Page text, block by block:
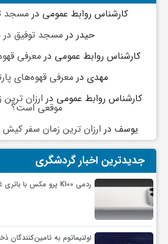
کارشناس روابط عمومی در مسجد
حیدر درمسجد توفیق
کارشناس روابط عمومی درمعرفی
مهدی درمعرفی قهوه‌های
کارشناس روابط عمومی در ارزان
موقعی است؟
یوسف در ارزان ترین زمان سفر
جدیدترین اخبار گردشگری
ردمی K100 پرو مکس با باتری غول‌پیکر…
اولتیماتوم به تامین‌کنندگان